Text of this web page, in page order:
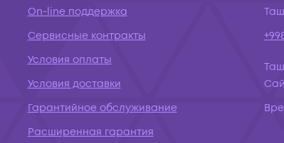
On-line поддержка
Сервисные контракты
Условия оплаты
Условия доставки
Гарантийное обслуживание
Расширенная гарантия